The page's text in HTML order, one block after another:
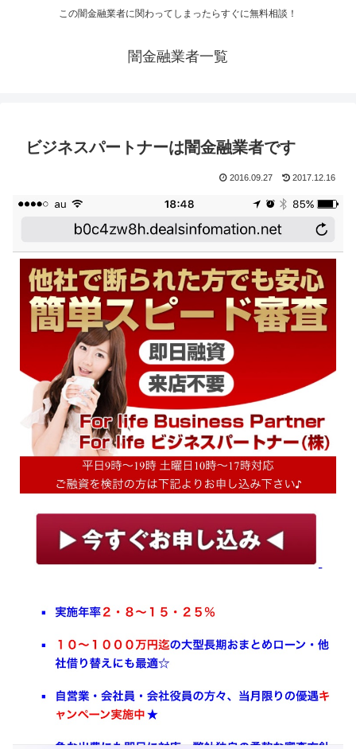
この闇金融業者に関わってしまったらすぐに無料相談！
闇金融業者一覧
ビジネスパートナーは闇金融業者です
2016.09.27 2017.12.16